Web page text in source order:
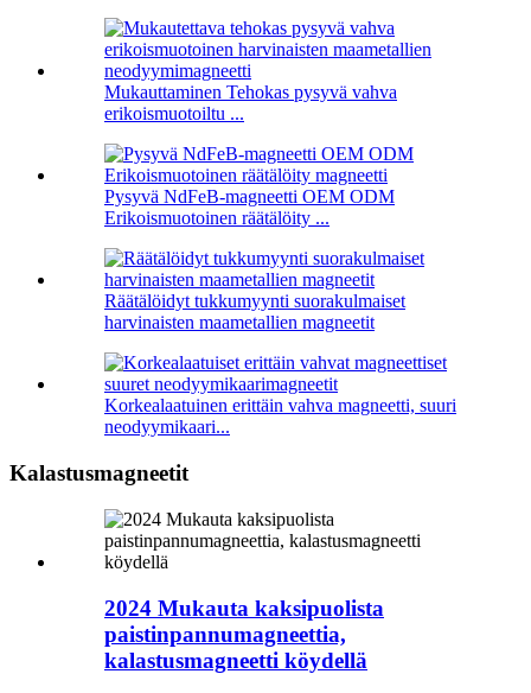
Mukauttaminen Tehokas pysyvä vahva
erikoismuotoiltu ...
Pysyvä NdFeB-magneetti OEM ODM
Erikoismuotoinen räätälöity ...
Räätälöidyt tukkumyynti suorakulmaiset
harvinaisten maametallien magneetit
Korkealaatuinen erittäin vahva magneetti, suuri
neodyymikaari...
Kalastusmagneetit
2024 Mukauta kaksipuolista
paistinpannumagneettia,
kalastusmagneetti köydellä